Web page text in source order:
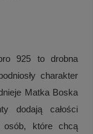
925 to drobna
charakter
Matka Boska
dodają całości
osób, które chcą